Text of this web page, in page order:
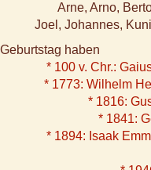
Arne, Arno,
Joel, Johannes,
Geburtstag haben
* 100 v. Chr.:
* 1773: Wilhelm
* 1816:
* 1841:
* 1894: Isaak